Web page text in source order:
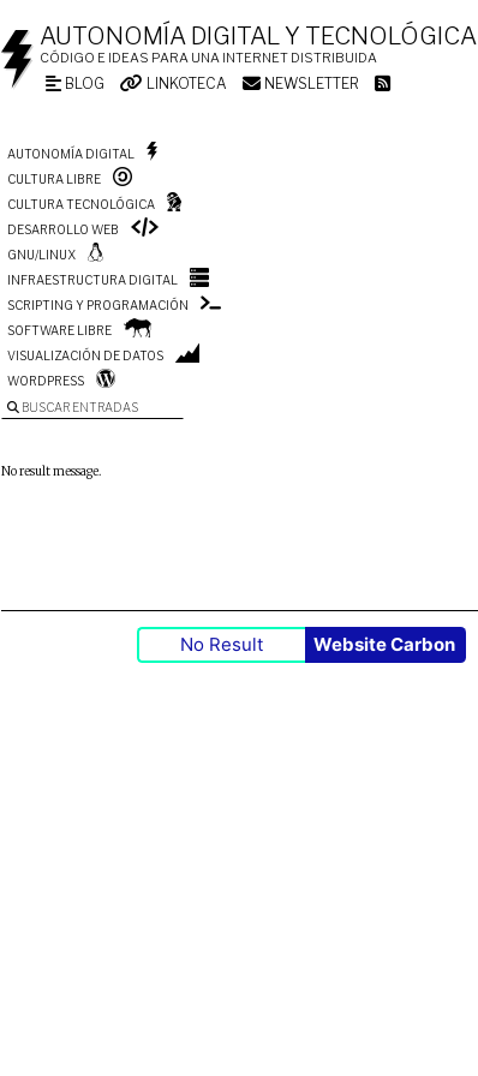
AUTONOMÍA DIGITAL Y TECNOLÓGICA
CÓDIGO E IDEAS PARA UNA INTERNET DISTRIBUIDA
BLOG LINKOTECA NEWSLETTER
AUTONOMÍA DIGITAL
CULTURA LIBRE
CULTURA TECNOLÓGICA
DESARROLLO WEB
GNU/LINUX
INFRAESTRUCTURA DIGITAL
SCRIPTING Y PROGRAMACIÓN
SOFTWARE LIBRE
VISUALIZACIÓN DE DATOS
WORDPRESS
BUSCAR ENTRADAS
No result message.
No Result Website Carbon